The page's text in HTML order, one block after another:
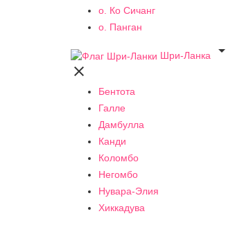
о. Ко Сичанг
о. Панган
Шри-Ланка


Бентота
Галле
Дамбулла
Канди
Коломбо
Негомбо
Нувара-Элия
Хиккадува